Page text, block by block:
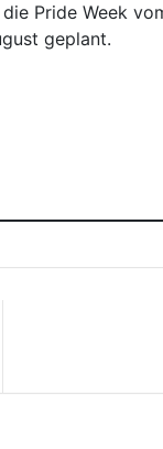
Pride Week
geplant.